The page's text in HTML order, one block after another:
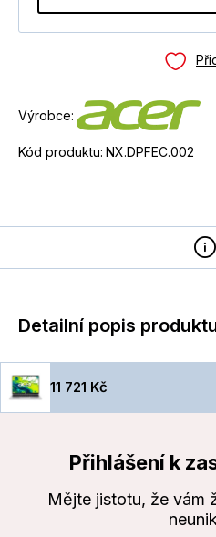
Výrobce:
Kód produktu: NX.DPFEC.002
Detailní popis
11 721 Kč
Přihlášení k
Mějte jistotu, že vám